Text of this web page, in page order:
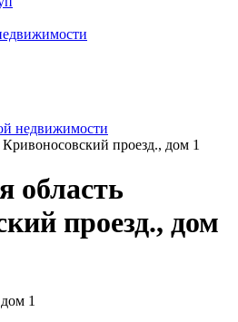
недвижимости
проезд., дом 1
область
проезд., дом
1